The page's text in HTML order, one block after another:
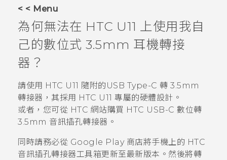
VIVERSE
應用程式
支援服務
登入
< < Menu
為何無法在 HTC U11 上使用我自
己的數位式 3.5mm 耳機轉接
器？
請使用 HTC U11 隨附的 USB Type-C 轉 3.5mm
轉接器，其採用 HTC U11 專屬的硬體設計。
或者，您可從 HTC 網站購買 HTC USB-C 數位轉
3.5mm 音訊插孔轉接器。
同時請務必從 Google Play 商店將手機上的 HTC
音訊插孔轉接器工具箱更新至最新版本。然後將轉